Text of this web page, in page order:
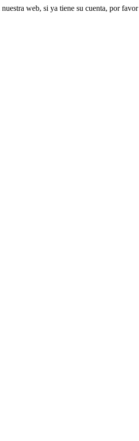
web, si ya tiene su cuenta, por favor